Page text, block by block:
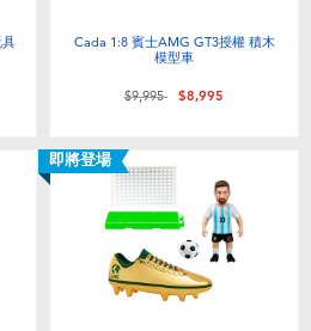
尼冰雪奇緣Cada 1:8 賓士AMG GT3授權 積木
模型車
價格從
$9,995至$8,995
即將登場